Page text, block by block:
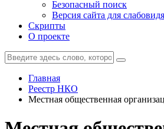
Безопасный поиск
Версия сайта для
Скрипты
О проекте
Главная
Реестр НКО
Местная общественная